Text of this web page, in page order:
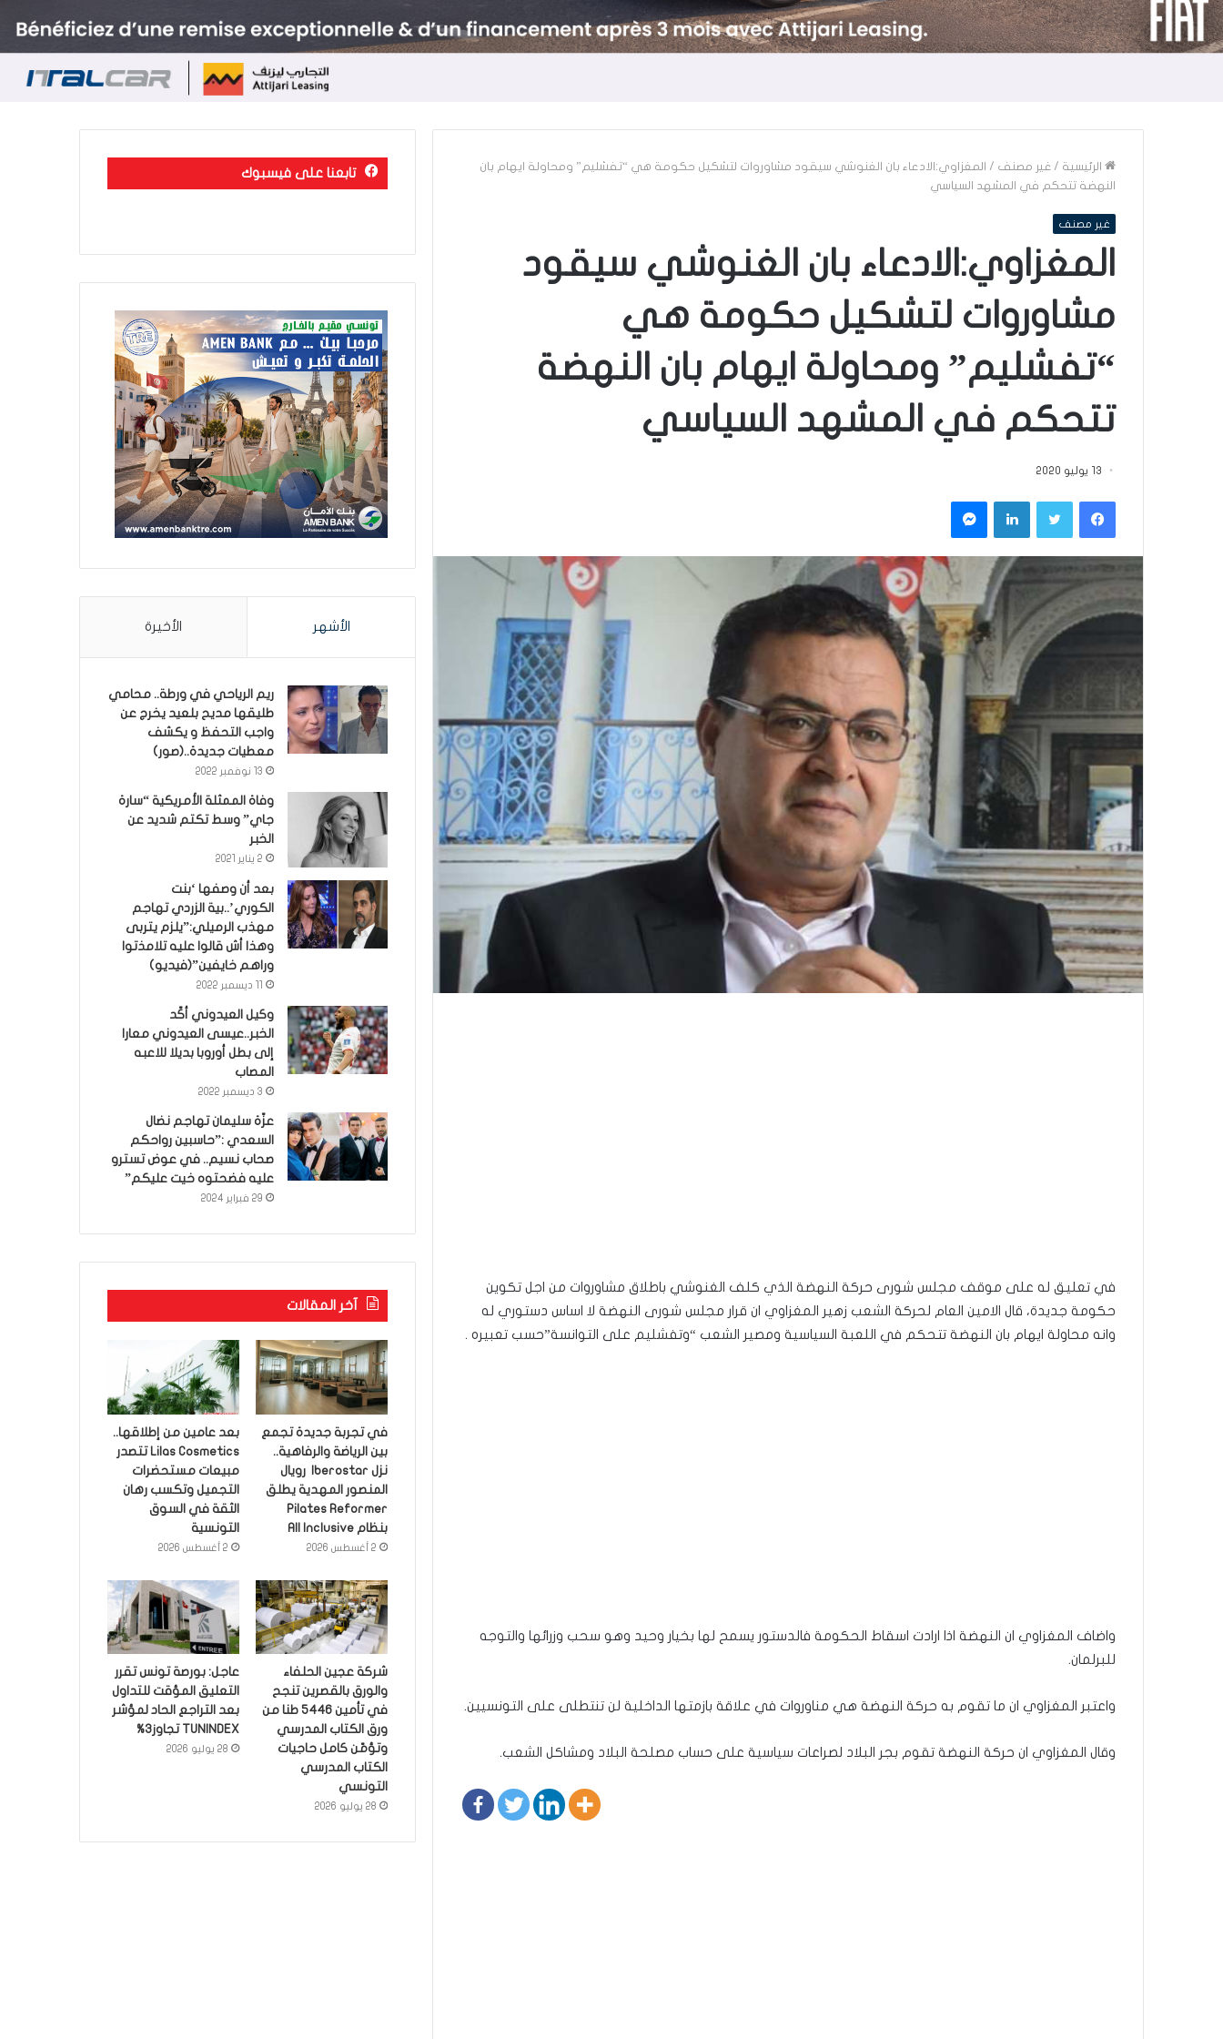
الرئيسية / غير مصنف / المغزاوي:الادعاء بان الغنوشي سيقود مشاوروات لتشكيل حكومة هي “تفشليم” ومحاولة ايهام بان
النهضة تتحكم في المشهد السياسي
غير مصنف
المغزاوي:الادعاء بان الغنوشي سيقود
مشاوروات لتشكيل حكومة هي
“تفشليم” ومحاولة ايهام بان النهضة
تتحكم في المشهد السياسي
13 يوليو 2020
فيسبوكتويتر لينكدإن ماسنجر
في تعليق له على موقف مجلس شورى حركة النهضة الذي كلف الغنوشي باطلاق مشاوروات من اجل تكوين
حكومة جديدة، قال الامين العام لحركة الشعب زهير المغزاوي ان قرار مجلس شورى النهضة لا اساس دستوري له
وانه محاولة ايهام بان النهضة تتحكم في اللعبة السياسية ومصير الشعب “وتفشليم على التوانسة”حسب تعبيره .
واضاف المغزاوي ان النهضة اذا ارادت اسقاط الحكومة فالدستور يسمح لها بخيار وحيد وهو سحب وزرائها والتوجه
للبرلمان.
واعتبر المغزاوي ان ما تقوم به حركة النهضة هي مناوروات في علاقة بازمتها الداخلية لن تنتطلى على التونسيين.
وقال المغزاوي ان حركة النهضة تقوم بجر البلاد لصراعات سياسية على حساب مصلحة البلاد ومشاكل الشعب.
تابعنا على فيسبوك
الأشهر الأخيرة
ريم الرياحي في ورطة.. محامي
طليقها مديح بلعيد يخرج عن
واجب التحفظ و يكشف
معطيات جديدة..(صور)
13 نوفمبر 2022
وفاة الممثلة الأمريكية “سارة
جاي” وسط تكتم شديد عن
الخبر
2 يناير 2021
بعد أن وصفها ‘بنت
الكوري’..بية الزردي تهاجم
مهذب الرميلي:”يلزم يتربى
وهذا أش قالوا عليه تلامذتوا
وراهم خايفين”(فيديو)
وكيل العيدوني أكّد
الخبر..عيسى العيدوني معارا
إلى بطل أوروبا بديلا للاعبه
المصاب
3 ديسمبر 2022
عزّة سليمان تهاجم نضال
السعدي :”حاسبين رواحكم
صحاب نسيم.. في عوض تسترو
عليه فضحتوه خيت عليكم”
29 فبراير 2024
آخر المقالات
في تجربة جديدة تجمع
بين الرياضة والرفاهية..
نزل Iberostar رويال
المنصور المهدية يطلق
Pilates Reformer
بنظام All Inclusive
2 أغسطس 2026
بعد عامين من إطلاقها..
Lilas Cosmetics تتصدر
مبيعات مستحضرات
التجميل وتكسب رهان
الثقة في السوق
التونسية
2 أغسطس 2026
شركة عجين الحلفاء
والورق بالقصرين تنجح
في تأمين 5446 طنا من
ورق الكتاب المدرسي
وتؤمّن كامل حاجيات
الكتاب المدرسي
التونسي
28 يوليو 2026
عاجل: بورصة تونس تقرر
التعليق المؤقت للتداول
بعد التراجع الحاد لمؤشر
TUNINDEX تجاوز3%
28 يوليو 2026